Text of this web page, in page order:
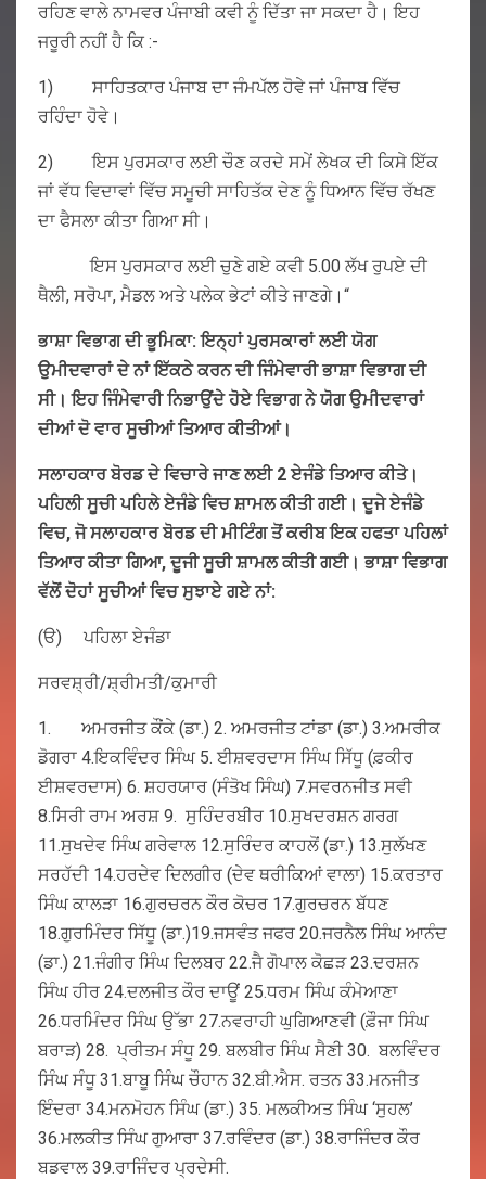
ਰਹਿਣ ਵਾਲੇ ਨਾਮਵਰ ਪੰਜਾਬੀ ਕਵੀ ਨੂੰ ਦਿੱਤਾ ਜਾ ਸਕਦਾ ਹੈ। ਇਹ
ਜਰੂਰੀ ਨਹੀਂ ਹੈ ਕਿ :-
1) ਸਾਹਿਤਕਾਰ ਪੰਜਾਬ ਦਾ ਜੰਮਪੱਲ ਹੋਵੇ ਜਾਂ ਪੰਜਾਬ ਵਿੱਚ
ਰਹਿੰਦਾ ਹੋਵੇ।
2) ਇਸ ਪੁਰਸਕਾਰ ਲਈ ਚੌਣ ਕਰਦੇ ਸਮੇਂ ਲੇਖਕ ਦੀ ਕਿਸੇ ਇੱਕ
ਜਾਂ ਵੱਧ ਵਿਦਾਵਾਂ ਵਿੱਚ ਸਮੂਚੀ ਸਾਹਿਤੱਕ ਦੇਣ ਨੂੰ ਧਿਆਨ ਵਿੱਚ ਰੱਖਣ
ਦਾ ਫੈਸਲਾ ਕੀਤਾ ਗਿਆ ਸੀ।
ਇਸ ਪੁਰਸਕਾਰ ਲਈ ਚੁਣੇ ਗਏ ਕਵੀ 5.00 ਲੱਖ ਰੁਪਏ ਦੀ
ਥੈਲੀ, ਸਰੋਪਾ, ਮੈਡਲ ਅਤੇ ਪਲੇਕ ਭੇਟਾਂ ਕੀਤੇ ਜਾਣਗੇ।“
ਭਾਸ਼ਾ ਵਿਭਾਗ ਦੀ ਭੂਮਿਕਾ: ਇਨ੍ਹਾਂ ਪੁਰਸਕਾਰਾਂ ਲਈ ਯੋਗ
ਉਮੀਦਵਾਰਾਂ ਦੇ ਨਾਂ ਇੱਕਠੇ ਕਰਨ ਦੀ ਜਿੰਮੇਵਾਰੀ ਭਾਸ਼ਾ ਵਿਭਾਗ ਦੀ
ਸੀ। ਇਹ ਜਿੰਮੇਵਾਰੀ ਨਿਭਾਉਂਦੇ ਹੋਏ ਵਿਭਾਗ ਨੇ ਯੋਗ ਉਮੀਦਵਾਰਾਂ
ਦੀਆਂ ਦੋ ਵਾਰ ਸੂਚੀਆਂ ਤਿਆਰ ਕੀਤੀਆਂ।
ਸਲਾਹਕਾਰ ਬੋਰਡ ਦੇ ਵਿਚਾਰੇ ਜਾਣ ਲਈ 2 ਏਜੰਡੇ ਤਿਆਰ ਕੀਤੇ।
ਪਹਿਲੀ ਸੂਚੀ ਪਹਿਲੇ ਏਜੰਡੇ ਵਿਚ ਸ਼ਾਮਲ ਕੀਤੀ ਗਈ। ਦੂਜੇ ਏਜੰਡੇ
ਵਿਚ, ਜੋ ਸਲਾਹਕਾਰ ਬੋਰਡ ਦੀ ਮੀਟਿੰਗ ਤੋਂ ਕਰੀਬ ਇਕ ਹਫਤਾ ਪਹਿਲਾਂ
ਤਿਆਰ ਕੀਤਾ ਗਿਆ, ਦੂਜੀ ਸੂਚੀ ਸ਼ਾਮਲ ਕੀਤੀ ਗਈ। ਭਾਸ਼ਾ ਵਿਭਾਗ
ਵੱਲੋਂ ਦੋਹਾਂ ਸੂਚੀਆਂ ਵਿਚ ਸੁਝਾਏ ਗਏ ਨਾਂ:
(ੳ) ਪਹਿਲਾ ਏਜੰਡਾ
ਸਰਵਸ਼੍ਰੀ/ਸ਼੍ਰੀਮਤੀ/ਕੁਮਾਰੀ
1. ਅਮਰਜੀਤ ਕੌਂਕੇ (ਡਾ.) 2. ਅਮਰਜੀਤ ਟਾਂਡਾ (ਡਾ.) 3.ਅਮਰੀਕ
ਡੋਗਰਾ 4.ਇਕਵਿੰਦਰ ਸਿੰਘ 5. ਈਸ਼ਵਰਦਾਸ ਸਿੰਘ ਸਿੱਧੂ (ਫ਼ਕੀਰ
ਈਸ਼ਵਰਦਾਸ) 6. ਸ਼ਹਰਯਾਰ (ਸੰਤੋਖ ਸਿੰਘ) 7.ਸਵਰਨਜੀਤ ਸਵੀ
8.ਸਿਰੀ ਰਾਮ ਅਰਸ਼ 9. ਸੁਹਿੰਦਰਬੀਰ 10.ਸੁਖਦਰਸ਼ਨ ਗਰਗ
11.ਸੁਖਦੇਵ ਸਿੰਘ ਗਰੇਵਾਲ 12.ਸੁਰਿੰਦਰ ਕਾਹਲੋਂ (ਡਾ.) 13.ਸੁਲੱਖਣ
ਸਰਹੱਦੀ 14.ਹਰਦੇਵ ਦਿਲਗੀਰ (ਦੇਵ ਥਰੀਕਿਆਂ ਵਾਲਾ) 15.ਕਰਤਾਰ
ਸਿੰਘ ਕਾਲੜਾ 16.ਗੁਰਚਰਨ ਕੌਰ ਕੋਚਰ 17.ਗੁਰਚਰਨ ਬੱਧਣ
18.ਗੁਰਮਿੰਦਰ ਸਿੱਧੂ (ਡਾ.)19.ਜਸਵੰਤ ਜਫਰ 20.ਜਰਨੈਲ ਸਿੰਘ ਆਨੰਦ
(ਡਾ.) 21.ਜੰਗੀਰ ਸਿੰਘ ਦਿਲਬਰ 22.ਜੈ ਗੋਪਾਲ ਕੋਛੜ 23.ਦਰਸ਼ਨ
ਸਿੰਘ ਹੀਰ 24.ਦਲਜੀਤ ਕੌਰ ਦਾਊਂ 25.ਧਰਮ ਸਿੰਘ ਕੰਮੇਆਣਾ
26.ਧਰਮਿੰਦਰ ਸਿੰਘ ਉੱਭਾ 27.ਨਵਰਾਹੀ ਘੁਗਿਆਣਵੀ (ਫ਼ੌਜਾ ਸਿੰਘ
ਬਰਾੜ) 28. ਪ੍ਰੀਤਮ ਸੰਧੂ 29. ਬਲਬੀਰ ਸਿੰਘ ਸੈਣੀ 30. ਬਲਵਿੰਦਰ
ਸਿੰਘ ਸੰਧੂ 31.ਬਾਬੂ ਸਿੰਘ ਚੌਹਾਨ 32.ਬੀ.ਐਸ. ਰਤਨ 33.ਮਨਜੀਤ
ਇੰਦਰਾ 34.ਮਨਮੋਹਨ ਸਿੰਘ (ਡਾ.) 35. ਮਲਕੀਅਤ ਸਿੰਘ ‘ਸੁਹਲ’
36.ਮਲਕੀਤ ਸਿੰਘ ਗੁਆਰਾ 37.ਰਵਿੰਦਰ (ਡਾ.) 38.ਰਾਜਿੰਦਰ ਕੌਰ
ਬਡਵਾਲ 39.ਰਾਜਿੰਦਰ ਪ੍ਰਦੇਸੀ.